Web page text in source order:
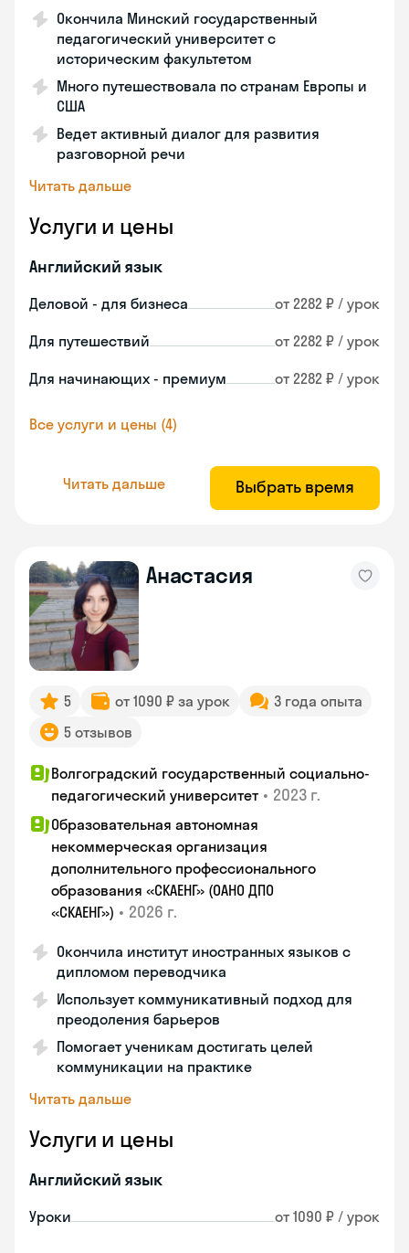
Окончила Минский государственный
педагогический университет с
историческим факультетом
Много путешествовала по странам Европы и
США
Ведет активный диалог для развития
разговорной речи
Читать дальше
Услуги и цены
Английский язык
Деловой - для бизнеса от 2282 ₽ / урок
Для путешествий от 2282 ₽ / урок
Для начинающих - премиум от 2282 ₽ / урок
Все услуги и цены (4)
Читать дальше Выбрать время
Анастасия
5 от 1090 ₽ за урок
3 года опыта
5 отзывов
Волгоградский государственный социально-
педагогический университет • 2023 г.
Образовательная автономная
некоммерческая организация
дополнительного профессионального
образования «СКАЕНГ» (ОАНО ДПО
«СКАЕНГ») • 2026 г.
Окончила институт иностранных языков с
дипломом переводчика
Использует коммуникативный подход для
преодоления барьеров
Помогает ученикам достигать целей
коммуникации на практике
Читать дальше
Услуги и цены
Английский язык
Уроки от 1090 ₽ / урок